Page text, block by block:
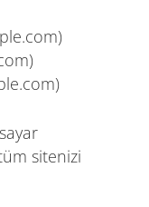
sitenizi